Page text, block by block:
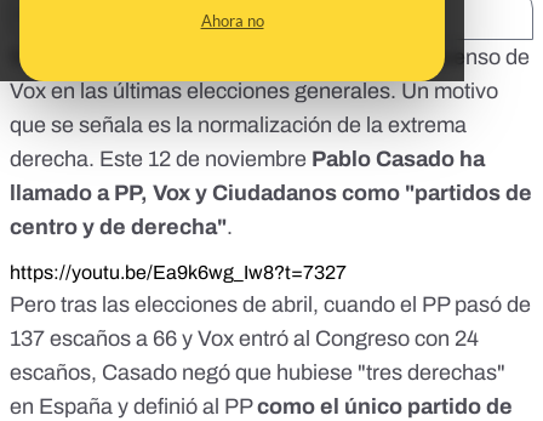
Ahora no
Se está discutiendo mucho los motivos del ascenso de
Vox en las últimas elecciones generales. Un motivo
que se señala es la normalización de la extrema
derecha. Este 12 de noviembre Pablo Casado ha
llamado a PP, Vox y Ciudadanos como "partidos de
centro y de derecha".
https://youtu.be/Ea9k6wg_Iw8?t=7327
Pero tras las elecciones de abril, cuando el PP pasó de
137 escaños a 66 y Vox entró al Congreso con 24
escaños, Casado negó que hubiese "tres derechas"
en España y definió al PPcomo el único partido de